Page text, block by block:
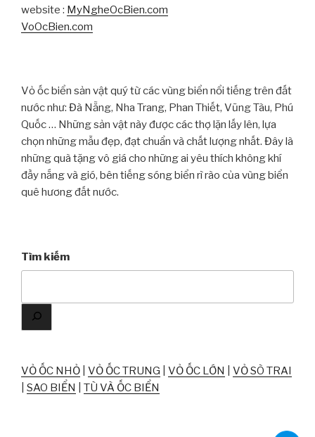
website : MyNgheOcBien.com
VoOcBien.com
Vỏ ốc biển sản vật quý từ các vùng biển nổi tiếng trên đất
nước như: Đà Nẵng, Nha Trang, Phan Thiết, Vũng Tàu, Phú
Quốc … Những sản vật này được các thợ lặn lấy lên, lựa
chọn những mẫu đẹp, đạt chuẩn và chất lượng nhất. Đây là
những quà tặng vô giá cho những ai yêu thích không khí
đầy nắng và gió, bên tiếng sóng biển rì rào của vùng biển
quê hương đất nước.
Tìm kiếm
VỎ ỐC NHỎ VỎ ỐC TRUNG VỎ ỐC LỚN
VỎ SÒ TRAI
SAO BIỂN TÙ VÀ ỐC BIỂN